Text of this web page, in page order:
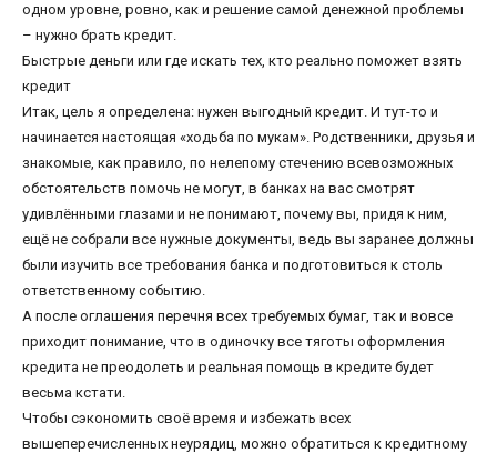
одном уровне, ровно, как и решение самой денежной проблемы
– нужно брать кредит.
Быстрые деньги или где искать тех, кто реально поможет взять
кредит
Итак, цель я определена: нужен выгодный кредит. И тут-то и
начинается настоящая «ходьба по мукам». Родственники, друзья и
знакомые, как правило, по нелепому стечению всевозможных
обстоятельств помочь не могут, в банках на вас смотрят
удивлёнными глазами и не понимают, почему вы, придя к ним,
ещё не собрали все нужные документы, ведь вы заранее должны
были изучить все требования банка и подготовиться к столь
ответственному событию.
А после оглашения перечня всех требуемых бумаг, так и вовсе
приходит понимание, что в одиночку все тяготы оформления
кредита не преодолеть и реальная помощь в кредите будет
весьма кстати.
Чтобы сэкономить своё время и избежать всех
вышеперечисленных неурядиц, можно обратиться к кредитному